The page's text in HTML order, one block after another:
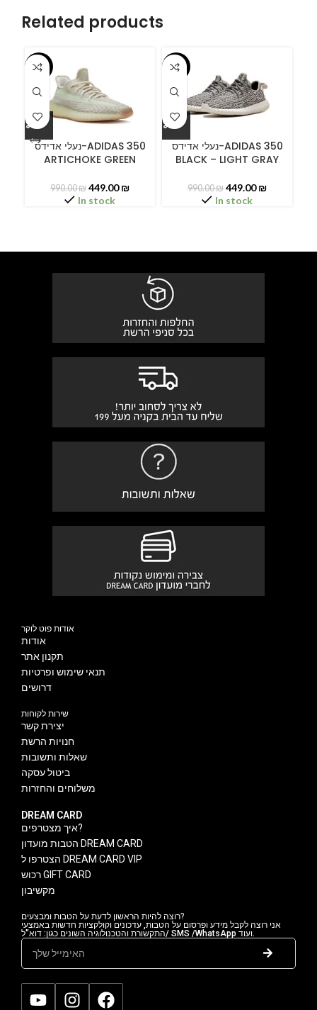
Related products
-55%
נעלי אדידס-ADIDAS 350
ARTICHOKE GREEN
990.00₪ 449.00₪
In stock
-55%
נעלי אדידס-ADIDAS 350
BLACK – LIGHT GRAY
990.00₪ 449.00₪
In stock
אודות פוט לוקר
אודות
תקנון אתר
תנאי שימוש ופרטיות
דרושים
שירות לקוחות
יצירת קשר
חנויות הרשת
שאלות ותשובות
ביטול עסקה
משלוחים והחזרות
DREAM CARD
איך מצטרפים?
הטבות מועדון DREAM CARD
הצטרפו ל DREAM CARD VIP
רכוש GIFT CARD
מקשיבון
רוצה להיות הראשון לדעת על הטבות ומבצעים?
אני רוצה לקבל מידע ופרסום על הטבות, עדכונים וקולקציות חדשות באמצעי
התקשורת והטכנולוגיה השונים כגון: דוא"ל/ SMS /WhatsApp ועוד.